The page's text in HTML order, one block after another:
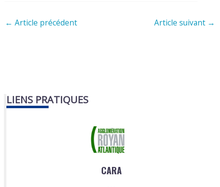
← Article précédent Article suivant →
LIENS PRATIQUES
CARA